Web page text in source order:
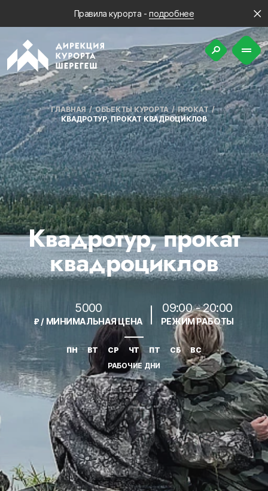
Правила курорта -подробнее
ГЛАВНАЯ ОБЪЕКТЫ КУРОРТА
ПРОКАТ
КВАДРОТУР, ПРОКАТ КВАДРОЦИКЛОВ
Квадротур, прокат
квадроциклов
5000
₽ / МИНИМАЛЬНАЯ ЦЕНА
09:00 - 20:00
РЕЖИМ РАБОТЫ
ПН ВТ СР ЧТ ПТ СБ
ВС
РАБОЧИЕ ДНИ